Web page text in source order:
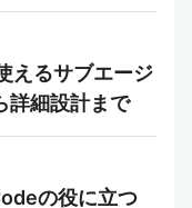
えるサブエージ
詳細設計まで
の役に立つ